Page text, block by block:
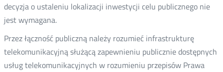
decyzja o ustaleniu lokalizacji inwestycji celu publicznego nie
jest wymagana.
Przez łączność publiczną należy rozumieć infrastrukturę
telekomunikacyjną służącą zapewnieniu publicznie dostępnych
usług telekomunikacyjnych w rozumieniu przepisów Prawa